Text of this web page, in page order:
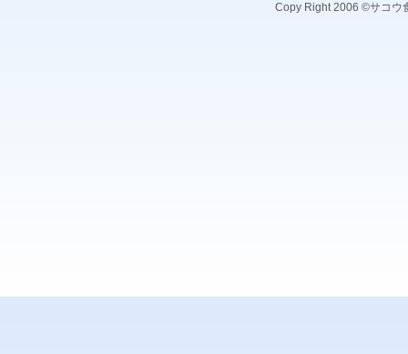
Copy Right 2006 ©サコウ